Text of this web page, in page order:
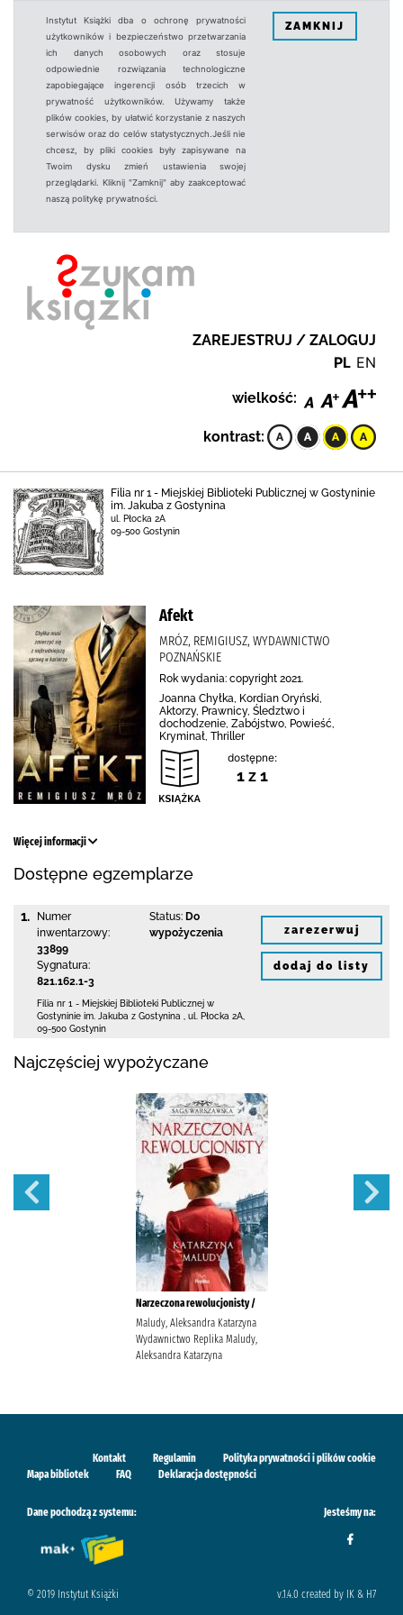
Instytut Książki dba o ochronę prywatności
użytkowników i bezpieczeństwo przetwarzania
ich danych osobowych oraz stosuje
odpowiednie rozwiązania technologiczne
zapobiegające ingerencji osób trzecich w
prywatność użytkowników. Używamy także
plików cookies, by ułatwić korzystanie z naszych
serwisów oraz do celów statystycznych.Jeśli nie
chcesz, by pliki cookies były zapisywane na
Twoim dysku zmień ustawienia swojej
przeglądarki. Kliknij "Zamknij" aby zaakceptować
naszą politykę prywatności.
ZAMKNIJ
ZAREJESTRUJ / ZALOGUJ
PL EN
wielkość:
kontrast:
Filia nr 1 - Miejskiej Biblioteki Publicznej w Gostyninie
im. Jakuba z Gostynina
ul. Płocka 2A
09-500 Gostynin
Afekt
MRÓZ, REMIGIUSZ, WYDAWNICTWO
POZNAŃSKIE
Rok wydania: copyright 2021.
Joanna Chyłka, Kordian Oryński,
Aktorzy, Prawnicy, Śledztwo i
dochodzenie, Zabójstwo, Powieść,
Kryminał, Thriller
dostępne:
1 z 1
Więcej informacji
Dostępne egzemplarze
1.
Numer
inwentarzowy:
33899
Sygnatura:
821.162.1-3
Status: Do
wypożyczenia
Filia nr 1 - Miejskiej Biblioteki Publicznej w
Gostyninie im. Jakuba z Gostynina
ul. Płocka 2A
09-500 Gostynin
zarezerwuj
dodaj do listy
Najczęściej wypożyczane
Narzeczona rewolucjonisty /
Maludy, Aleksandra Katarzyna
Wydawnictwo Replika Maludy,
Aleksandra Katarzyna
Kontakt Regulamin
Polityka prywatności i plików cookie
Mapa bibliotek
FAQ Deklaracja dostępności
Dane pochodzą z systemu: Jesteśmy na:
© 2019 Instytut Książki v.1.4.0 created by IK & H7